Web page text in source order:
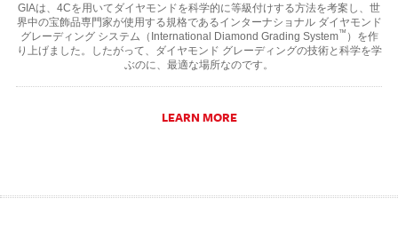
GIAは、4Cを用いてダイヤモンドを科学的に等級付けする方法を考案し、世
界中の宝飾品専門家が使用する規格であるインターナショナル ダイヤモンド
グレーディング システム（International Diamond Grading System™ ）を作
り上げました。したがって、ダイヤモンド グレーディングの技術と科学を学
ぶのに、最適な場所なのです。
LEARN MORE